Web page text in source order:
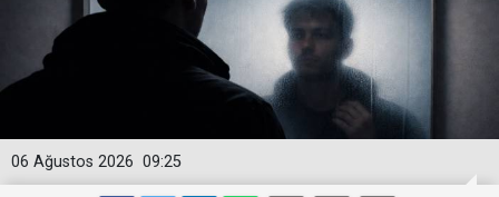
09:25
06 Ağustos 2026